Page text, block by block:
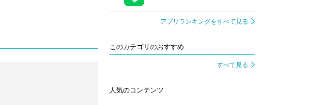
アプリランキングをすべて見る
このカテゴリのおすすめ
すべて見る
人気のコンテンツ